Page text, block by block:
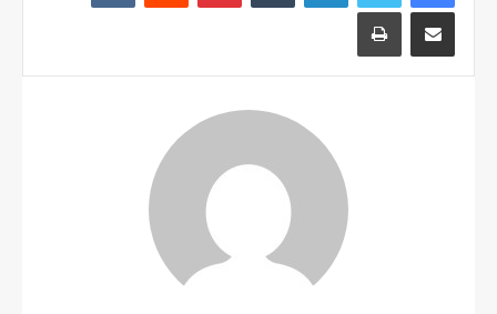
مشاركة عبر البريد طباعة